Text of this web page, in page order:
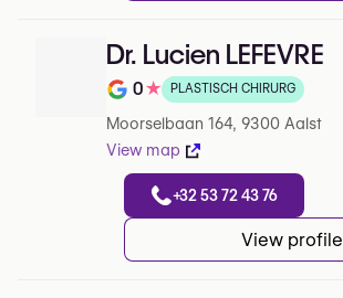
Dr. Lucien LEFEVRE
Note de 0 sur 5 sur Google
0★ PLASTISCH CHIRURG
Moorselbaan 164, 9300 Aalst
View map
+32 53 72 43 76
View profile